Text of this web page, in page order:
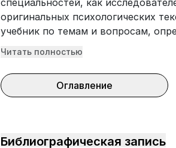
специальностей, как
оригинальных психологических
учебник по темам и вопросам,
общей психологии, предназначено
авторитетными философами,
мировое признание. В первом томе
Читать полностью
Оглавление
Библиографическая запись